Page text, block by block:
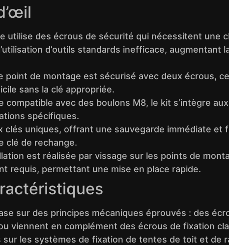
utilise des écrous de sécurité qui nécessitent une
d’outils standards inefficace, augmentant
point de montage est sécurisé avec deux écrous,
sans la clé appropriée.
compatible avec des boulons M8, le kit s’intègre
spécifiques.
clés uniques, offrant une sauvegarde immédiate et
clé de rechange.
est réalisée par vissage sur les points de
requis, permettant une mise en place rapide.
sur des principes mécaniques éprouvés : des
viennent en complément des écrous de fixation
les systèmes de fixation de tentes de toit et de